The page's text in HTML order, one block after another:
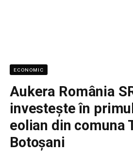
ECONOMIC
Aukera România
investește în
eolian din comuna
Botoșani